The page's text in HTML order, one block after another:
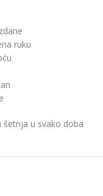
ruku
šetnja u svako doba